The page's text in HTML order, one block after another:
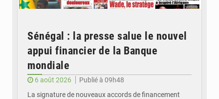
Sénégal : la presse salue le nouvel
appui financier de la Banque
mondiale
6 août 2026
Publié à 09h48
La signature de nouveaux accords de financement